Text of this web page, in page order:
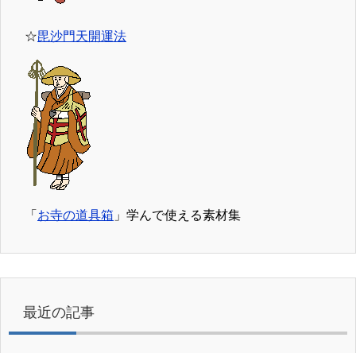
☆毘沙門天開運法
「 お寺の道具箱 」学んで使える素材集
最近の記事